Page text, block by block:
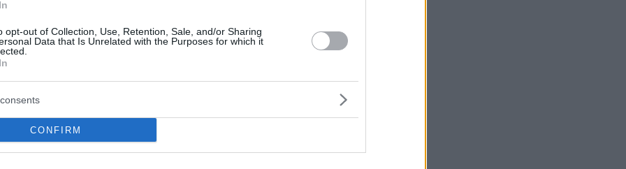
opt-out of Collection, Use, Retention, Sale, and/or Sharing
Data that Is Unrelated with the Purposes for which it
CONFIRM
das Festival umgestaltet wurde, um zu zeigen,
der Kultur seien. Veranstaltungen in diesem Jahr
Stadt stattfinden, sagte sie, obwohl die
Bezirke einzubeziehen.
dreißig Jahren vom Stadtrat ins Leben gerufen.
auf der Wine Spectator-Liste